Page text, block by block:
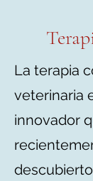
La terapia
veterinaria
innovador